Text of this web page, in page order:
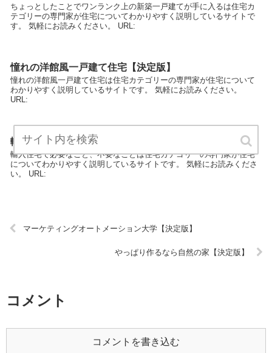
ちょっとしたことでワンランク上の新築一戸建てが手に入るは住宅カ
テゴリーの専門家が住宅についてわかりやすく説明しているサイトで
す。 気軽にお読みください。 URL:
憧れの洋館風一戸建て住宅【決定版】
憧れの洋館風一戸建て住宅は住宅カテゴリーの専門家が住宅について
わかりやすく説明しているサイトです。 気軽にお読みください。
URL:
輸入住宅で必要なこと、不要なこと【決定版】
輸入住宅で必要なこと、不要なことは住宅カテゴリーの専門家が住宅
についてわかりやすく説明しているサイトです。 気軽にお読みくださ
い。 URL:
マーケティングオートメーション大学【決定版】
やっぱり作るなら自然の家【決定版】
コメント
コメントを書き込む